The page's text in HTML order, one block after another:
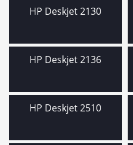
HP Deskjet 2130
HP Deskjet 2136
HP Deskjet 2510